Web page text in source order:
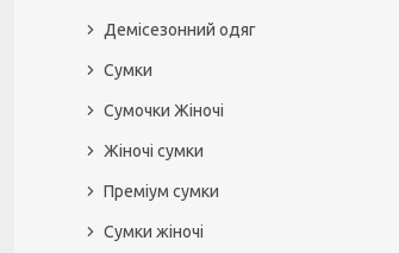
Демісезонний одяг
Сумки
Сумочки Жіночі
Жіночі сумки
Преміум сумки
Сумки жіночі